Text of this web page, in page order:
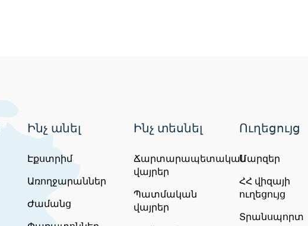
Ինչ անել
Էքստրիմ
Առողջարաններ
Ժամանց
Ինչ տեսնել
Ճարտարապետական
վայրեր
Պատմական
վայրեր
Ուղեցույց
Մարզեր
ՀՀ վիզայի
ուղեցույց
Տրանսպորտ